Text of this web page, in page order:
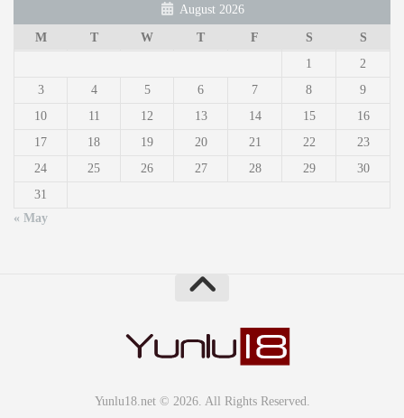
August 2026
M T W T F S
S
1
2
3
4 5 6 7 8
9
10
11 12 13 14 15
16
17
18 19 20 21 22
23
24
25 26 27 28 29
30
31
« May
Yunlu18.net © 2026. All Rights Reserved.